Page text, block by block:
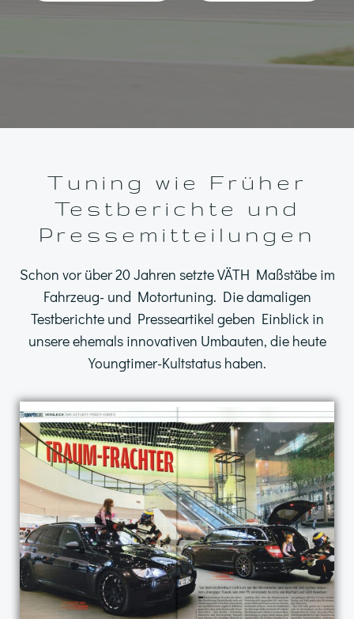
Tuning wie Früher
Testberichte und
Pressemitteilungen
Schon vor über 20 Jahren setzte VÄTH Maßstäbe im
Fahrzeug- und Motortuning. Die damaligen
Testberichte und Presseartikel geben Einblick in
unsere ehemals innovativen Umbauten, die heute
Youngtimer-Kultstatus haben.